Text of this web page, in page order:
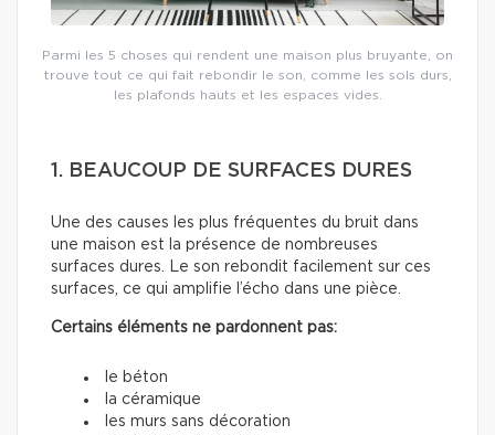
Parmi les 5 choses qui rendent une maison plus bruyante, on
trouve tout ce qui fait rebondir le son, comme les sols durs,
les plafonds hauts et les espaces vides.
1. BEAUCOUP DE SURFACES DURES
Une des causes les plus fréquentes du bruit dans
une maison est la présence de nombreuses
surfaces dures. Le son rebondit facilement sur ces
surfaces, ce qui amplifie l’écho dans une pièce.
Certains éléments ne pardonnent pas:
le béton
la céramique
les murs sans décoration